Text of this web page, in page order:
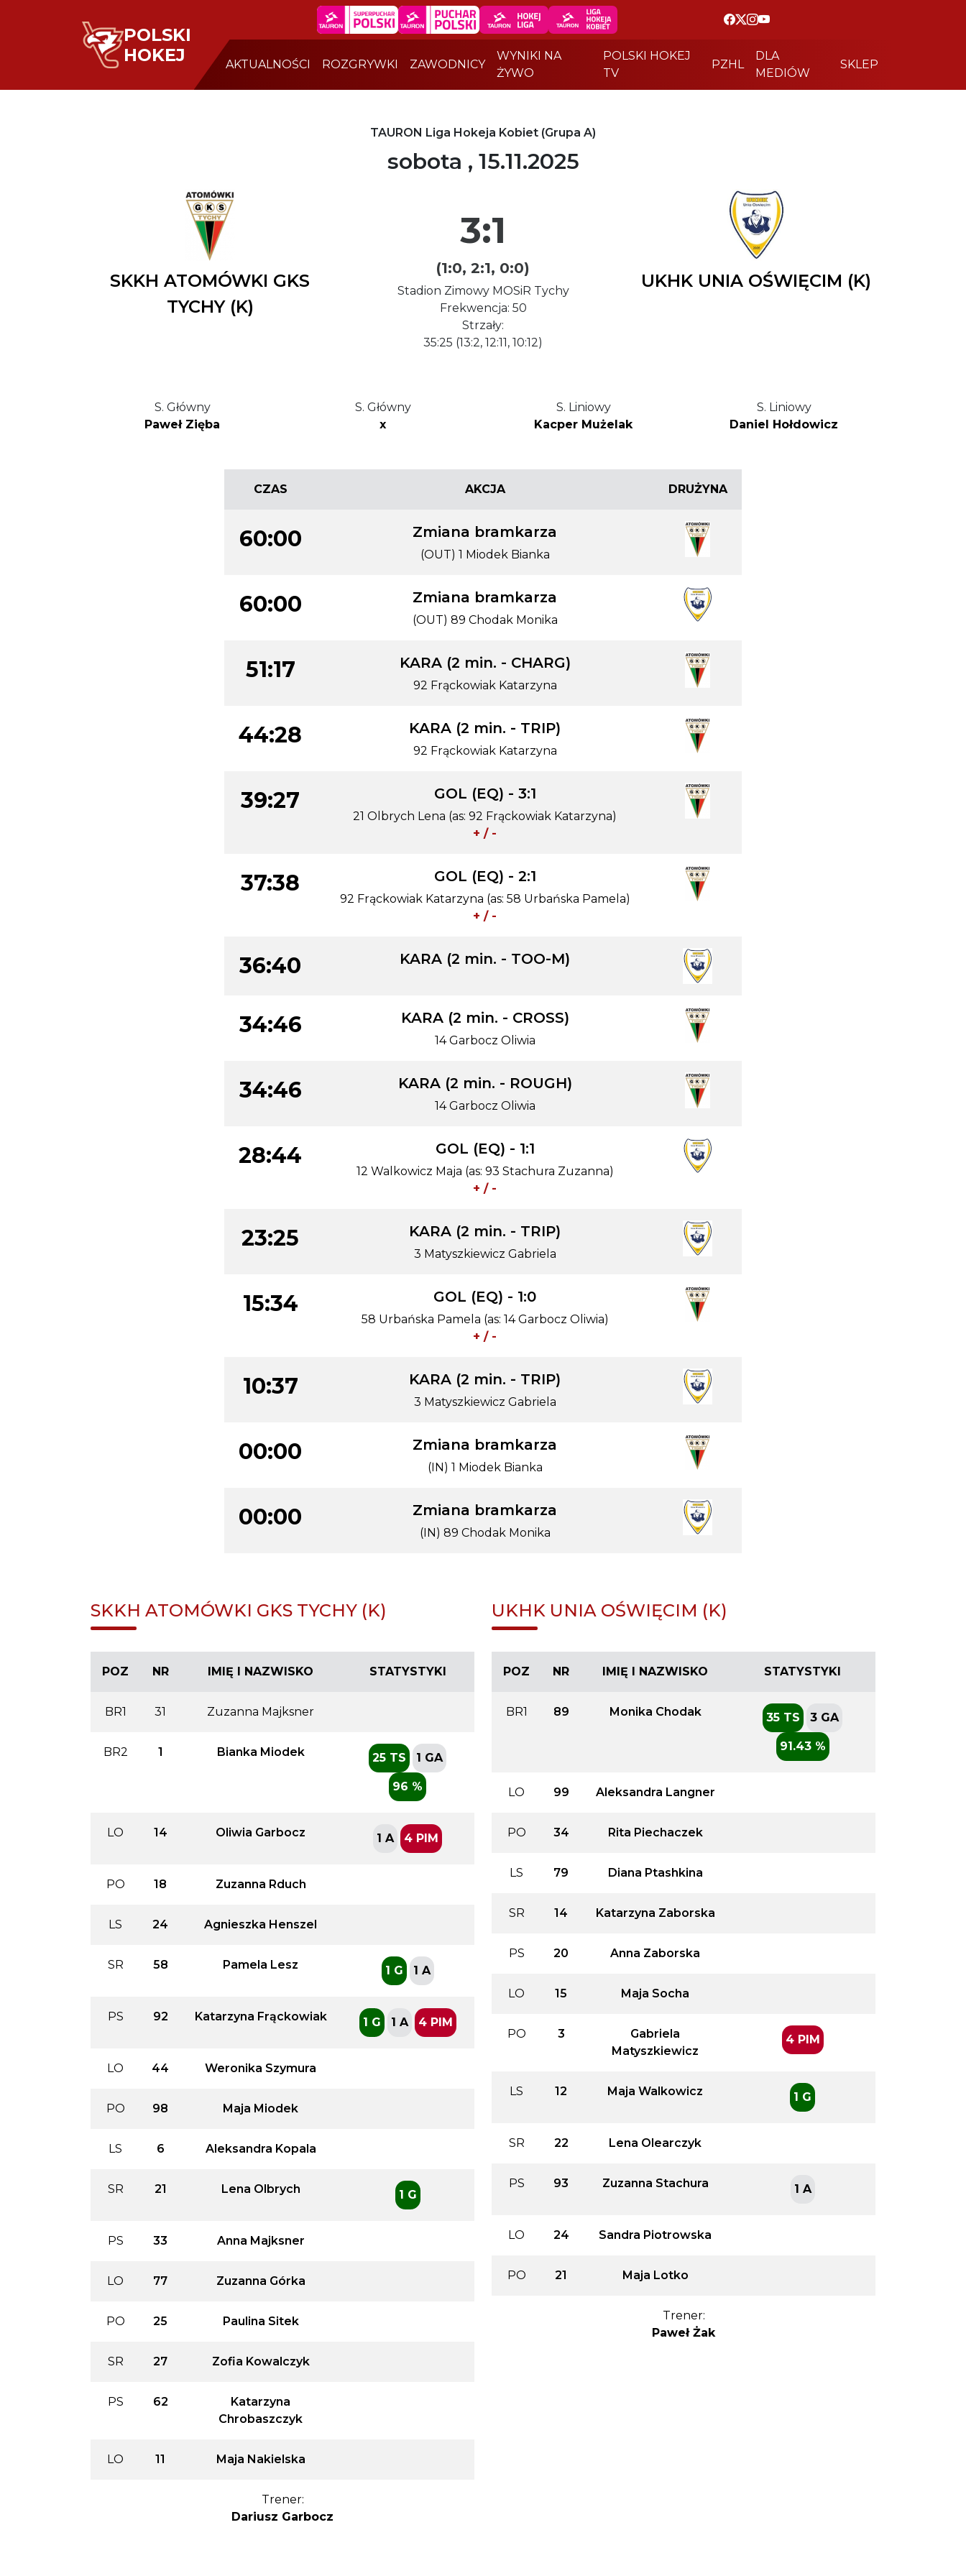
POLSKI
HOKEJ
AKTUALNOŚCI ROZGRYWKI ZAWODNICY
WYNIKI NA
ŻYWO
POLSKI HOKEJ
TV
PZHL
DLA
MEDIÓW
SKLEP
TAURON Liga Hokeja Kobiet (Grupa A)
sobota , 15.11.2025
SKKH ATOMÓWKI GKS
TYCHY (K)
3:1
(1:0, 2:1, 0:0)
Stadion Zimowy MOSiR Tychy
Frekwencja: 50
Strzały:
35:25 (13:2, 12:11, 10:12)
UKHK UNIA OŚWIĘCIM (K)
S. Główny
Paweł Zięba
S. Główny
x
S. Liniowy
Kacper Mużelak
S. Liniowy
Daniel Hołdowicz
CZAS AKCJA DRUŻYNA
60:00 Zmiana bramkarza
(OUT) 1 Miodek Bianka
60:00 Zmiana bramkarza
(OUT) 89 Chodak Monika
51:17 KARA (2 min. - CHARG)
92 Frąckowiak Katarzyna
44:28 KARA (2 min. - TRIP)
92 Frąckowiak Katarzyna
39:27 GOL (EQ) - 3:1
21 Olbrych Lena (as: 92 Frąckowiak Katarzyna)
+ / -
37:38 GOL (EQ) - 2:1
92 Frąckowiak Katarzyna (as: 58 Urbańska Pamela)
+ / -
36:40 KARA (2 min. - TOO-M)
34:46 KARA (2 min. - CROSS)
14 Garbocz Oliwia
34:46 KARA (2 min. - ROUGH)
14 Garbocz Oliwia
28:44 GOL (EQ) - 1:1
12 Walkowicz Maja (as: 93 Stachura Zuzanna)
+ / -
23:25 KARA (2 min. - TRIP)
3 Matyszkiewicz Gabriela
15:34 GOL (EQ) - 1:0
58 Urbańska Pamela (as: 14 Garbocz Oliwia)
+ / -
10:37 KARA (2 min. - TRIP)
3 Matyszkiewicz Gabriela
00:00 Zmiana bramkarza
(IN) 1 Miodek Bianka
00:00 Zmiana bramkarza
(IN) 89 Chodak Monika
SKKH ATOMÓWKI GKS TYCHY (K)
POZ NR IMIĘ I NAZWISKO STATYSTYKI
BR1 31 Zuzanna Majksner
BR2 1 Bianka Miodek 25 TS 1 GA
96 %
LO 14 Oliwia Garbocz 1 A 4 PIM
PO 18 Zuzanna Rduch
LS 24 Agnieszka Henszel
SR 58 Pamela Lesz 1 G 1 A
PS 92 Katarzyna Frąckowiak 1 G 1 A 4 PIM
LO 44 Weronika Szymura
PO 98 Maja Miodek
LS 6 Aleksandra Kopala
SR 21 Lena Olbrych 1 G
PS 33 Anna Majksner
LO 77 Zuzanna Górka
PO 25 Paulina Sitek
SR 27 Zofia Kowalczyk
PS 62
Katarzyna
Chrobaszczyk
LO 11 Maja Nakielska
Trener:
Dariusz Garbocz
UKHK UNIA OŚWIĘCIM (K)
POZ NR IMIĘ I NAZWISKO STATYSTYKI
BR1 89 Monika Chodak 35 TS 3 GA
91.43 %
LO 99 Aleksandra Langner
PO 34 Rita Piechaczek
LS 79 Diana Ptashkina
SR 14 Katarzyna Zaborska
PS 20 Anna Zaborska
LO 15 Maja Socha
PO 3
Gabriela
Matyszkiewicz
4 PIM
LS 12 Maja Walkowicz 1 G
SR 22 Lena Olearczyk
PS 93 Zuzanna Stachura 1 A
LO 24 Sandra Piotrowska
PO 21 Maja Lotko
Trener:
Paweł Żak